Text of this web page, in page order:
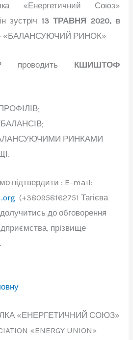
«Енергетичний Союз»
зустріч 13 ТРАВНЯ 2020, в
«БАЛАНСУЮЧИЙ РИНОК»
проводить КШИШТОФ
РИНКАМИ
підтвердити : E-mail:
(+380958162751 Тагієва
до обговорення
прізвище
«ЕНЕРГЕТИЧНИЙ СОЮЗ»
«ENERGY UNION»